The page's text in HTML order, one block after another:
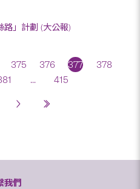
路」計劃 (大公報)
375 376 377
378
... 415
我們